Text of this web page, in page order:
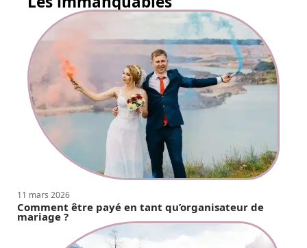
11 mars 2026
Comment être payé en tant qu’organisateur de
mariage ?